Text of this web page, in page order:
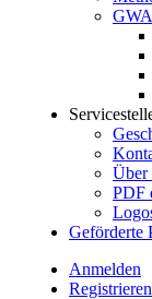
Über
PDF
Geförderte
Anmelden
Registrieren